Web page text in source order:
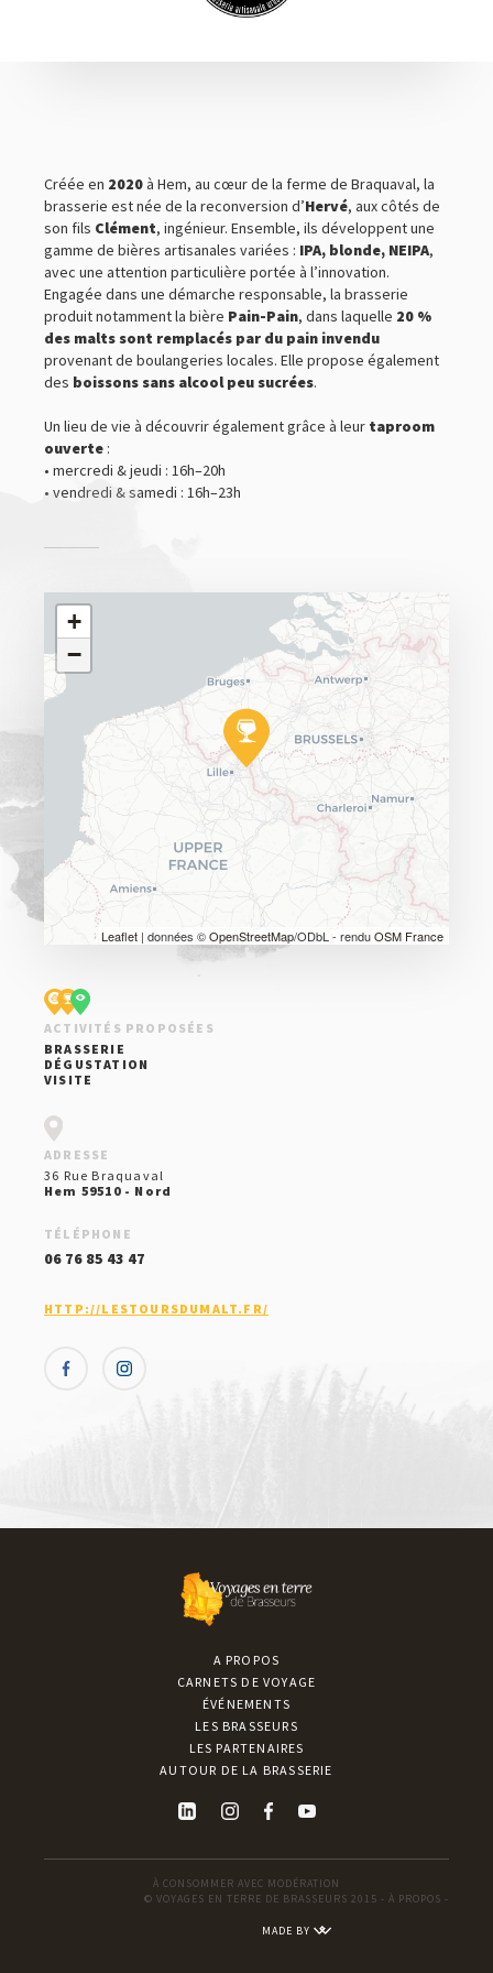
CULTURE & LOISIRS
Créée en 2020à Hem, au cœur de la ferme de Braquaval, la
brasserie est née de la reconversion d’Hervé, aux côtés de
son fils Clément, ingénieur. Ensemble, ils développent une
gamme de bières artisanales variées : IPA, blonde, NEIPA,
avec une attention particulière portée à l’innovation.
Engagée dans une démarche responsable, la brasserie
produit notamment la bière Pain-Pain, dans laquelle 20 %
des malts sont remplacés par du pain invendu
provenant de boulangeries locales. Elle propose également
des boissons sans alcool peu sucrées.
Un lieu de vie à découvrir également grâce à leur taproom
ouverte :
• mercredi & jeudi : 16h–20h
• vendredi & samedi : 16h–23h
+
−
Leaflet | données ©OpenStreetMap/ODbL - renduOSM France
ACTIVITÉS PROPOSÉES
BRASSERIE
DÉGUSTATION
VISITE
ADRESSE
36 Rue Braquaval
Hem 59510 - Nord
TÉLÉPHONE
06 76 85 43 47
HTTP://LESTOURSDUMALT.FR/
A PROPOS
CARNETS DE VOYAGE
ÉVÉNEMENTS
LES BRASSEURS
LES PARTENAIRES
AUTOUR DE LA BRASSERIE
À CONSOMMER AVEC MODÉRATION
© VOYAGES EN TERRE DE BRASSEURS 2015 - À PROPOS -
MADE BY